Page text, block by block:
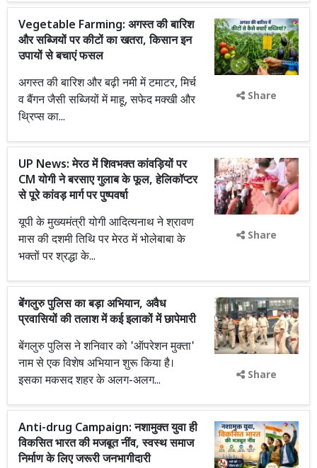
Vegetable Farming: अगस्त की बारिश
और सब्जियों पर कीटों का खतरा, किसान इन
उपायों से बचाएं फसल
अगस्त की बारिश और बढ़ी नमी में टमाटर, मिर्च
व बैंगन जैसी सब्जियों में माहू, सफेद मक्खी और
थ्रिप्स का...
Share
UP News: मेरठ में शिवभक्त कांवड़ियों पर
CM योगी ने बरसाए गुलाब के फूल, हेलिकॉप्टर
से पूरे कांवड़ मार्ग पर पुष्पवर्षा
यूपी के मुख्यमंत्री योगी आदित्यनाथ ने श्रावण
मास की दशमी तिथि पर मेरठ में भोलेबाबा के
भक्तों पर श्रद्धा के...
Share
बेंगलुरु पुलिस का बड़ा अभियान, अवैध
प्रवासियों की तलाश में कई इलाकों में छापेमारी
बेंगलुरु पुलिस ने शनिवार को 'ऑपरेशन मुक्ता'
नाम से एक विशेष अभियान शुरू किया है।
इसका मकसद शहर के अलग-अलग...
Share
Anti-drug Campaign: नशामुक्त युवा ही
विकसित भारत की मजबूत नींव, स्वस्थ समाज
निर्माण के लिए जरूरी जनभागीदारी